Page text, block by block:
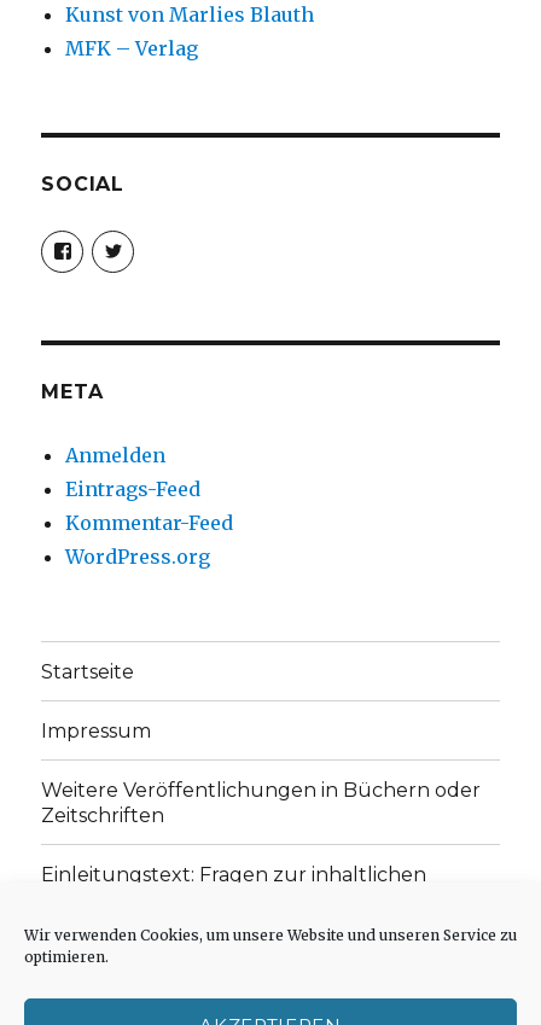
Wir verwenden Cookies, um unsere Website und unseren Service zu
optimieren.
Kunst von Marlies Blauth
MFK – Verlag
SOCIAL
Profil
von
christoph.fleischer1
anzeigen
Profil
von
anzeigen
META
Anmelden
Eintrags-Feed
Kommentar-Feed
WordPress.org
Startseite
Impressum
Weitere Veröffentlichungen in Büchern oder
Zeitschriften
Einleitungstext: Fragen zur inhaltlichen
„schwachen Glaubens“